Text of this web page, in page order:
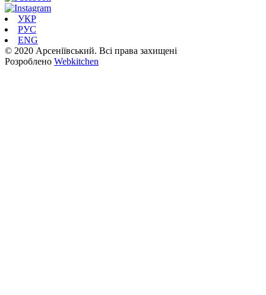
УКР
РУС
ENG
© 2020 Арсеніївський. Всі права захищені
Розроблено Webkitchen